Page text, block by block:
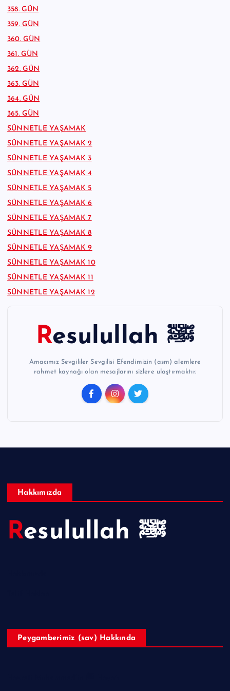
358. GÜN
359. GÜN
360. GÜN
361. GÜN
362. GÜN
363. GÜN
364. GÜN
365. GÜN
SÜNNETLE YAŞAMAK
SÜNNETLE YAŞAMAK 2
SÜNNETLE YAŞAMAK 3
SÜNNETLE YAŞAMAK 4
SÜNNETLE YAŞAMAK 5
SÜNNETLE YAŞAMAK 6
SÜNNETLE YAŞAMAK 7
SÜNNETLE YAŞAMAK 8
SÜNNETLE YAŞAMAK 9
SÜNNETLE YAŞAMAK 10
SÜNNETLE YAŞAMAK 11
SÜNNETLE YAŞAMAK 12
Resulullah ﷺ
Amacımız Sevgililer Sevgilisi Efendimizin (asm) alemlere
rahmet kaynağı olan mesajlarını sizlere ulaştırmaktır.
Hakkımızda
Resulullah ﷺ
Peygamberimiz (sav) Hakkında